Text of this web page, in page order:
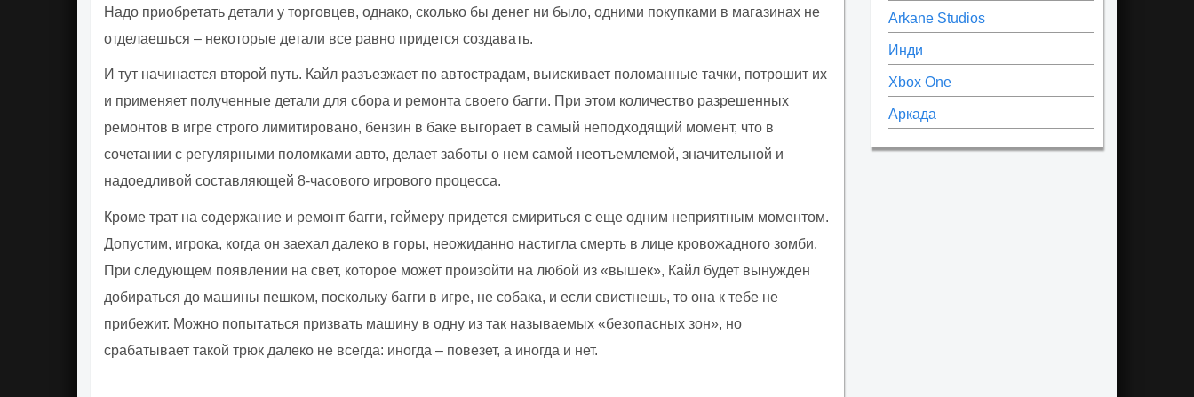
Надо приобретать детали у торговцев, однако, сколько бы денег ни было, одними покупками в магазинах не
отделаешься – некоторые детали все равно придется создавать.
И тут начинается второй путь. Кайл разъезжает по автострадам, выискивает поломанные тачки, потрошит их
и применяет полученные детали для сбора и ремонта своего багги. При этом количество разрешенных
ремонтов в игре строго лимитировано, бензин в баке выгорает в самый неподходящий момент, что в
сочетании с регулярными поломками авто, делает заботы о нем самой неотъемлемой, значительной и
надоедливой составляющей 8-часового игрового процесса.
Кроме трат на содержание и ремонт багги, геймеру придется смириться с еще одним неприятным моментом.
Допустим, игрока, когда он заехал далеко в горы, неожиданно настигла смерть в лице кровожадного зомби.
При следующем появлении на свет, которое может произойти на любой из «вышек», Кайл будет вынужден
добираться до машины пешком, поскольку багги в игре, не собака, и если свистнешь, то она к тебе не
прибежит. Можно попытаться призвать машину в одну из так называемых «безопасных зон», но
срабатывает такой трюк далеко не всегда: иногда – повезет, а иногда и нет.
Arkane Studios
Инди
Xbox One
Аркада